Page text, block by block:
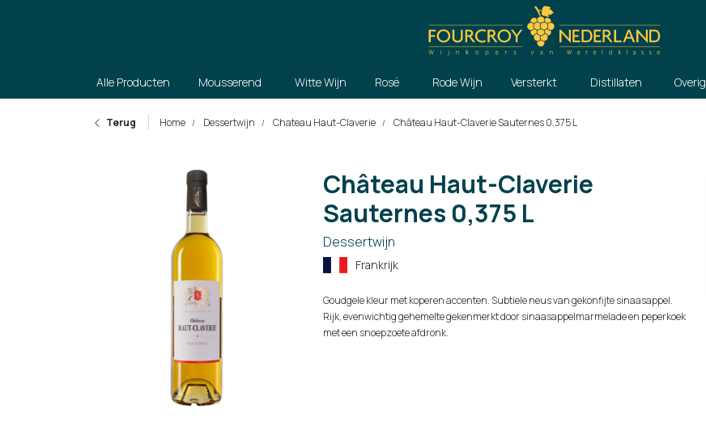
Alle Producten Mousserend Witte Wijn Rosé Rode Wijn Versterkt Distillaten Overig
Terug Home Dessertwijn Chateau Haut-Claverie Château Haut-Claverie Sauternes 0,375 L
Château Haut-Claverie
Sauternes 0,375 L
Dessertwijn
Frankrijk
Goudgele kleur met koperen accenten. Subtiele neus van gekonfijte sinaasappel.
Rijk, evenwichtig gehemelte gekenmerkt door sinaasappelmarmelade en peperkoek
met een snoepzoete afdronk.